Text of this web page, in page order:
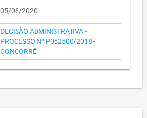
05/08/2020
DECISÃO ADMINISTRATIVA -
PROCESSO Nº P052500/2018 -
CONCORRÊ